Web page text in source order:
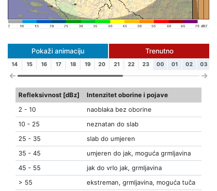
Pokaži animaciju Trenutno
14 15 16 17 18 19 20 21 22 23 00 01 02 03
Refleksivnost [dBz]
Intenzitet oborine i pojave
2 - 10
naoblaka bez oborine
10 - 25
neznatan do slab
25 - 35
slab do umjeren
35 - 45
umjeren do jak, moguća grmljavina
45 - 55
jak do vrlo jak, grmljavina
> 55
ekstreman, grmljavina, moguća tuča